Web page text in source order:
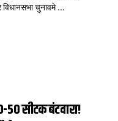
चुनावमे ...
50 सीटक बंटवारा!